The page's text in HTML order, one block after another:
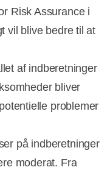
Risk Assurance i
vil blive bedre til at
af indberetninger
bliver
problemer
på indberetninger
moderat. Fra